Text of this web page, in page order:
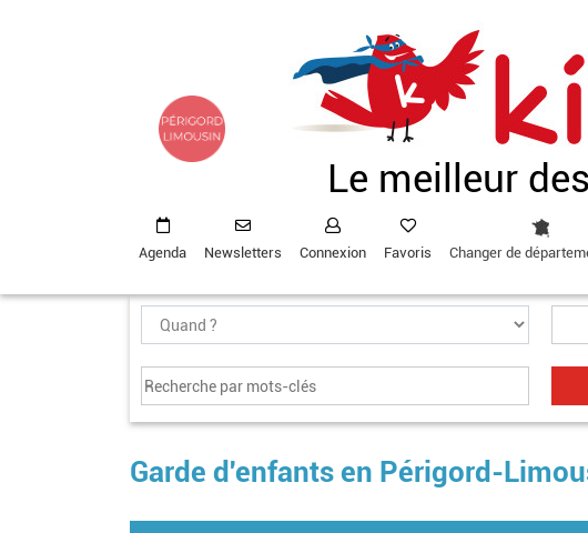
Le meilleur
Agenda Newsletters Connexion Favoris Changer de
Garde d'enfants en Périgord-